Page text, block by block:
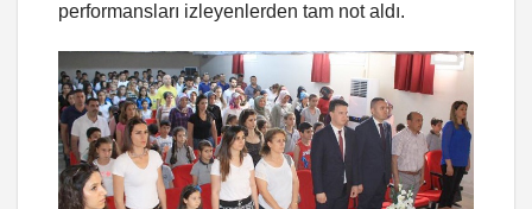
performansları izleyenlerden tam not aldı.